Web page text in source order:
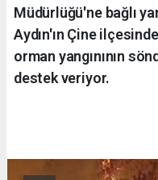
Müdürlüğü'ne bağlı
Aydın'ın Çine
orman yangınının
destek veriyor.